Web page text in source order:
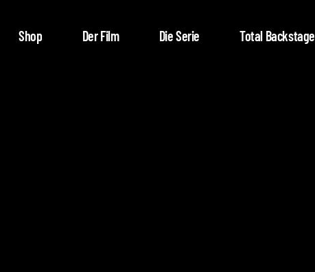
Shop Der Film Die Serie Total Backstage